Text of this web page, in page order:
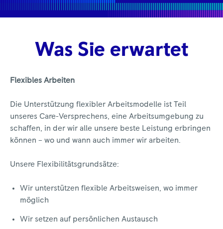
Was Sie erwartet
Flexibles Arbeiten
Die Unterstützung flexibler Arbeitsmodelle ist Teil
unseres Care-Versprechens, eine Arbeitsumgebung zu
schaffen, in der wir alle unsere beste Leistung erbringen
können – wo und wann auch immer wir arbeiten.
Unsere Flexibilitätsgrundsätze:
Wir unterstützen flexible Arbeitsweisen, wo immer
möglich
Wir setzen auf persönlichen Austausch